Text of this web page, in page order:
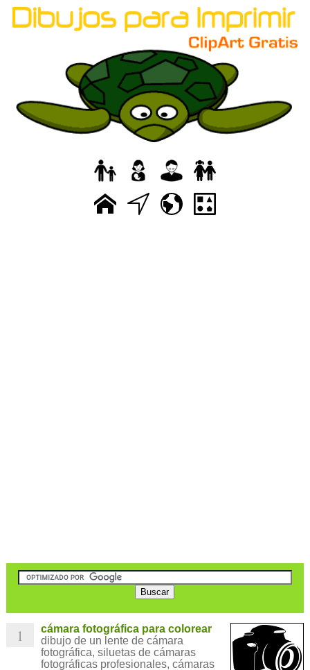
1
cámara fotográfica para colorear
dibujo de un lente de cámara
fotográfica, siluetas de cámaras
fotográficas profesionales, cámaras